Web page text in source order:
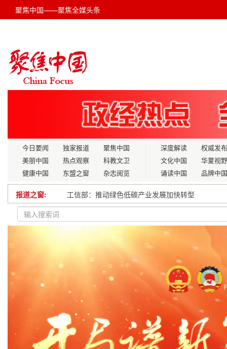
聚焦中国——聚焦全媒头条
今日要闻 独家报道
聚焦中国
美丽中国
热点观察
科教文卫
健康中国
东盟之窗 杂志阅览
深度解读
权威发布
文化中国
华夏视野
诵读中国
品牌中国
报道之窗:
工信部：推动绿色低碳产业发展加快转型
箭在弦上！全球最大碳市场将迎首次扩围
用工和招聘领域突出问题集中整治近期将启动
加班加点抢工期 多点多面齐发力 成都一批产业化
于立军主持召开四川省委政法委委务会会议传达学
理论为基，实操领航
唐国强一行赴四川牛角沟“寻根”